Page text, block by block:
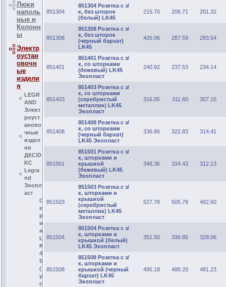
Люки
наполь
ные и
Колонн
ы
Электр
оустан
овочн
ые
издели
я
LEGR
AND
Элект
роуст
аново
чные
издел
ия
ДКС/D
KC
Legra
nd
Экопл
аст
С
е
р
и
я
L
K
4
5
(
у
с
851304
851304 Розетка с з/
к, без шторок
(белый) LK45
215.70 206.71 201.32
851308
851308 Розетка с з/
к, без шторок
(черный бархат)
LK45
405.06 287.59 283.54
851401
851401 Розетка с з/
к, со шторками
(бежевый) LK45
Экопласт
240.92 237.53 234.14
851403
851403 Розетка с з/
к, со шторками
(серебристый
металлик) LK45
Экопласт
316.05 311.60 307.15
851408
851408 Розетка с з/
к, со шторками
(черный бархат)
LK45 Экопласт
336.86 322.83 314.41
851501
851501 Розетка с з/
к, шторками и
крышкой
(бежевый) LK45
Экопласт
348.36 334.43 312.13
851503
851503 Розетка с з/
к, шторками и
крышкой
(серебристый
металлик) LK45
Экопласт
527.78 505.79 492.60
851504
851504 Розетка с з/
к, шторками и
крышкой (белый)
LK45 Экопласт
351.50 336.85 328.06
851508
851508 Розетка с з/
к, шторками и
крышкой (черный
бархат) LK45
Экопласт
495.18 488.20 481.23